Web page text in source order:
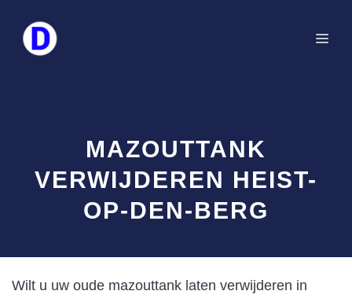
naar
MAZOUTTANK
VERWIJDEREN HEIST-
OP-DEN-BERG
Wilt u uw oude mazouttank laten verwijderen in